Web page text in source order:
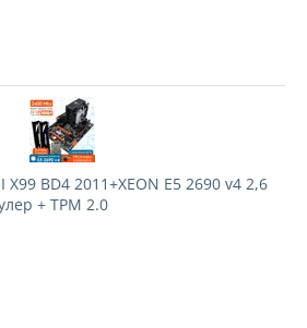
X99 BD4 2011+XEON E5 2690 v4 2,6
+ TPM 2.0